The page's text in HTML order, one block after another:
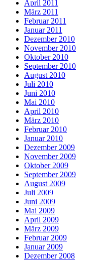
April 2011
März 2011
Februar 2011
Januar 2011
Dezember 2010
November 2010
Oktober 2010
September 2010
August 2010
Juli 2010
Juni 2010
Mai 2010
April 2010
März 2010
Februar 2010
Januar 2010
Dezember 2009
November 2009
Oktober 2009
September 2009
August 2009
Juli 2009
Juni 2009
Mai 2009
April 2009
März 2009
Februar 2009
Januar 2009
Dezember 2008